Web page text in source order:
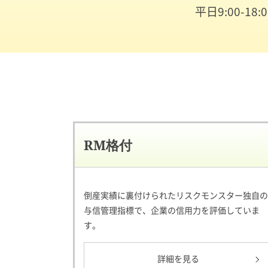
平日9:00-
RM格付
倒産実績に裏付けられたリスクモンスター独自の
与信管理指標で、企業の信用力を評価していま
す。
詳細を見る